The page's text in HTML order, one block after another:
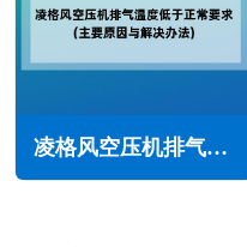
凌格风空压机排气温度低于正常要求怎么回事(主要原因与解决办法)